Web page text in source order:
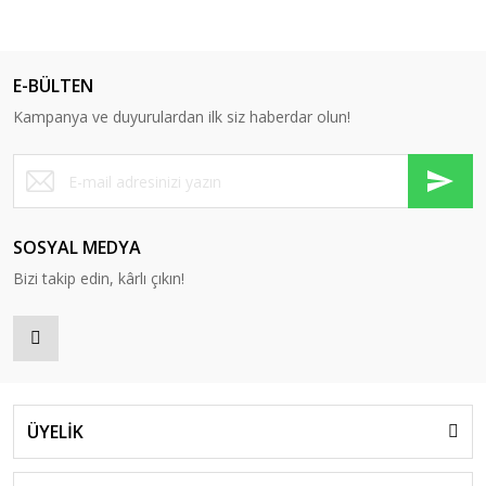
E-BÜLTEN
Kampanya ve duyurulardan ilk siz haberdar olun!
SOSYAL MEDYA
Bizi takip edin, kârlı çıkın!
ÜYELİK